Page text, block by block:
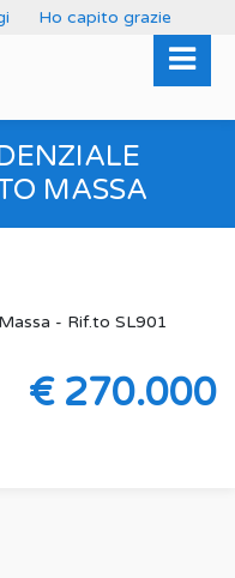
MASSA
- Rif.to SL901
€ 270.000
Ho capito grazie